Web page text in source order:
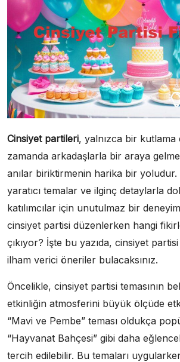
Cinsiyet partileri, yalnızca bir kutlama
zamanda arkadaşlarla bir araya
anılar biriktirmenin harika bir
yaratıcı temalar ve ilginç detaylarla
katılımcılar için unutulmaz bir
cinsiyet partisi düzenlerken hangi
çıkıyor? İşte bu yazıda, cinsiyet
ilham verici öneriler bulacaksınız.
Öncelikle, cinsiyet partisi temasının
etkinliğin atmosferini büyük ölçüde
“Mavi ve Pembe” teması oldukça
“Hayvanat Bahçesi” gibi daha
tercih edilebilir. Bu temaları